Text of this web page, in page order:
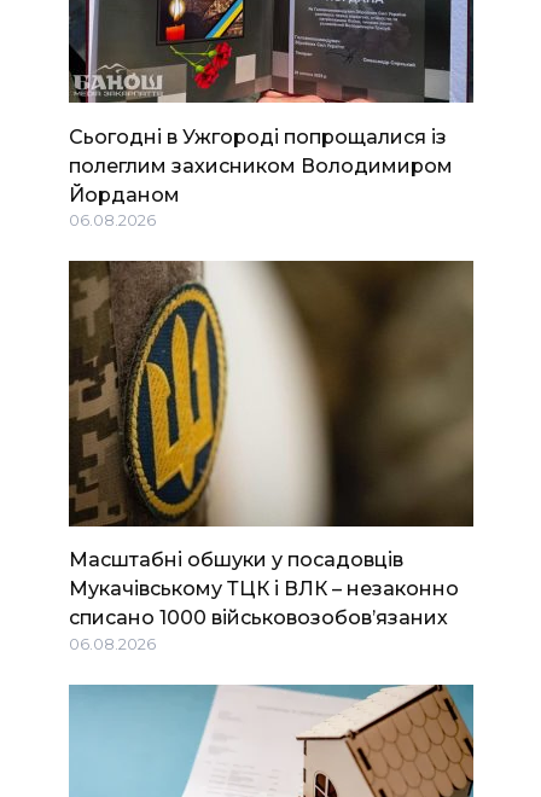
Сьогодні в Ужгороді попрощалися із
полеглим захисником Володимиром
Йорданом
06.08.2026
Масштабні обшуки у посадовців
Мукачівському ТЦК і ВЛК – незаконно
списано 1000 військовозобов’язаних
06.08.2026